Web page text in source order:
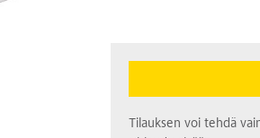
Tilauksen voi tehdä